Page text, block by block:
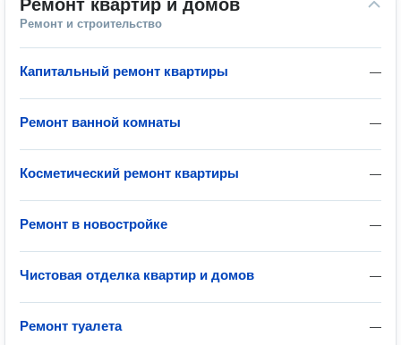
Ремонт квартир и домов
Ремонт и строительство
—
Капитальный ремонт квартиры
—
Ремонт ванной комнаты
—
Косметический ремонт квартиры
—
Ремонт в новостройке
—
Чистовая отделка квартир и домов
—
Ремонт туалета